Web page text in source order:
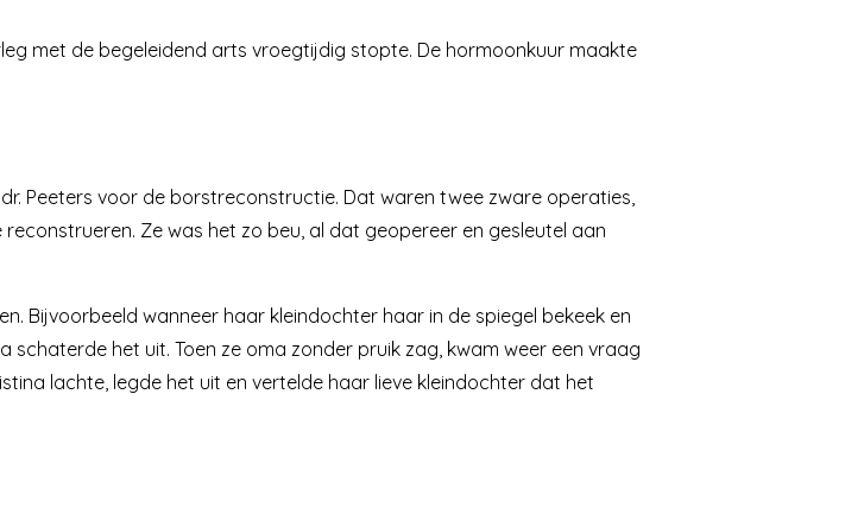
met de begeleidend arts vroegtijdig stopte. De hormoonkuur maakte
Peeters voor de borstreconstructie. Dat waren twee zware operaties,
Ze was het zo beu, al dat geopereer en gesleutel aan
Bijvoorbeeld wanneer haar kleindochter haar in de spiegel bekeek en
schaterde het uit. Toen ze oma zonder pruik zag, kwam weer een vraag
lachte, legde het uit en vertelde haar lieve kleindochter dat het